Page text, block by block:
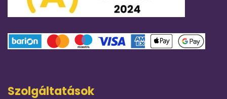
Szolgáltatások